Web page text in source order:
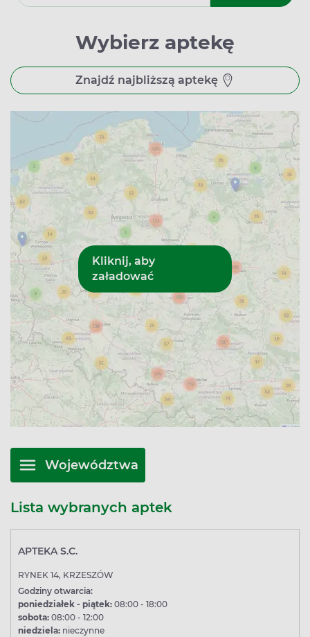
Wybierz aptekę
Znajdź najbliższą aptekę
Województwa
Lista wybranych aptek
APTEKA S.C.
RYNEK 14, KRZESZÓW
Godziny otwarcia:
poniedziałek - piątek: 08:00 - 18:00
sobota: 08:00 - 12:00
niedziela: nieczynne